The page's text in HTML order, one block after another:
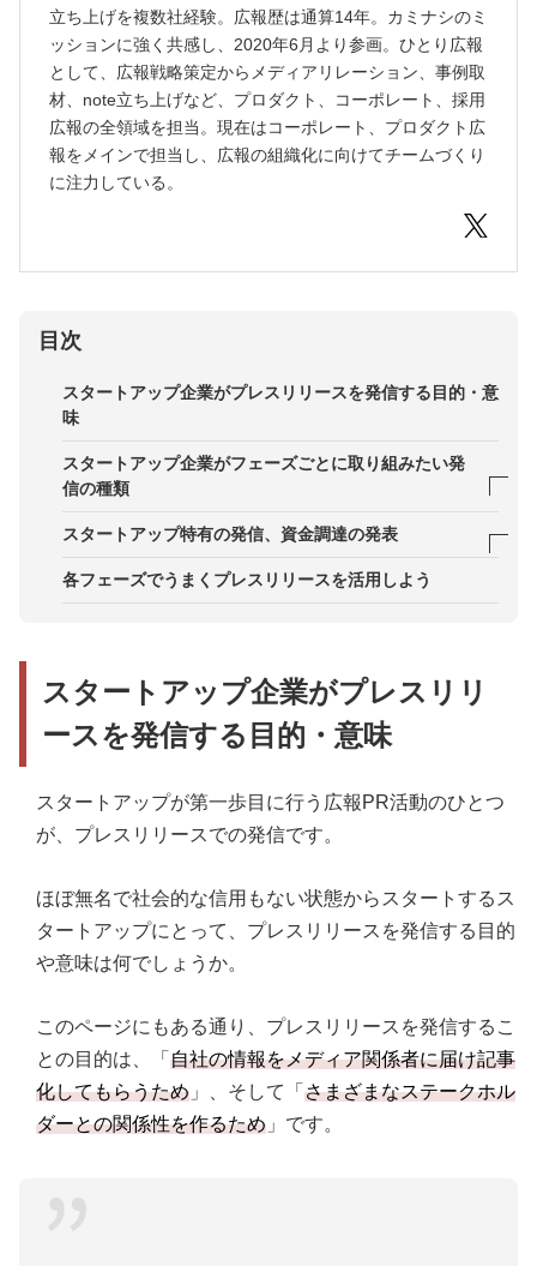
立ち上げを複数社経験。広報歴は通算14年。カミナシのミ
ッションに強く共感し、2020年6月より参画。ひとり広報
として、広報戦略策定からメディアリレーション、事例取
材、note立ち上げなど、プロダクト、コーポレート、採用
広報の全領域を担当。現在はコーポレート、プロダクト広
報をメインで担当し、広報の組織化に向けてチームづくり
に注力している。
目次
スタートアップ企業がプレスリリースを発信する目的・意
味
スタートアップ企業がフェーズごとに取り組みたい発
信の種類
創業期（シード期）
事業確立期（シリーズA）〜第1次成長期／変革期
スタートアップ特有の発信、資金調達の発表
プレA〜シリーズA
各フェーズでうまくプレスリリースを活用しよう
スタートアップ企業がプレスリリ
ースを発信する目的・意味
スタートアップが第一歩目に行う広報PR活動のひとつ
が、プレスリリースでの発信です。
ほぼ無名で社会的な信用もない状態からスタートするス
タートアップにとって、プレスリリースを発信する目的
や意味は何でしょうか。
このページにもある通り、プレスリリースを発信するこ
との目的は、「 自社の情報をメディア関係者に届け記事
化してもらうため 」、そして「 さまざまなステークホル
ダーとの関係性を作るため 」です。